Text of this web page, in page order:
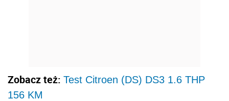
Zobacz też: Test Citroen (DS) DS3 1.6 THP
156 KM